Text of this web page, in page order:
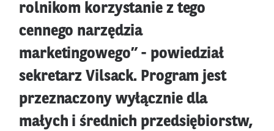
rolnikom korzystanie z tego
cennego narzędzia
marketingowego” - powiedział
sekretarz Vilsack. Program jest
przeznaczony wyłącznie dla
małych i średnich przedsiębiorstw,